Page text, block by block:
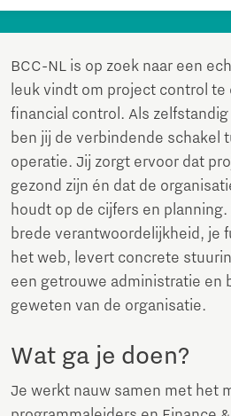
BCC-NL is op zoek naar een
leuk vindt om project control
financial control. Als
ben jij de verbindende schakel
operatie. Jij zorgt ervoor dat
gezond zijn én dat de
houdt op de cijfers en
brede verantwoordelijkheid, je
het web, levert concrete
een getrouwe administratie en
geweten van de organisatie.
Wat ga je doen?
Je werkt nauw samen met het